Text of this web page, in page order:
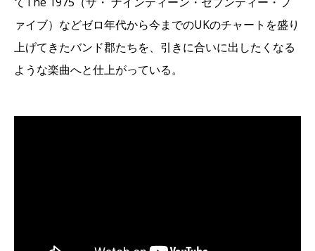
ァイブ）などゼロ年代から今までのUKのチャートを盛り
上げてきたバンド郡たちを、引きに合いに出したくなる
ような楽曲へと仕上がっている。